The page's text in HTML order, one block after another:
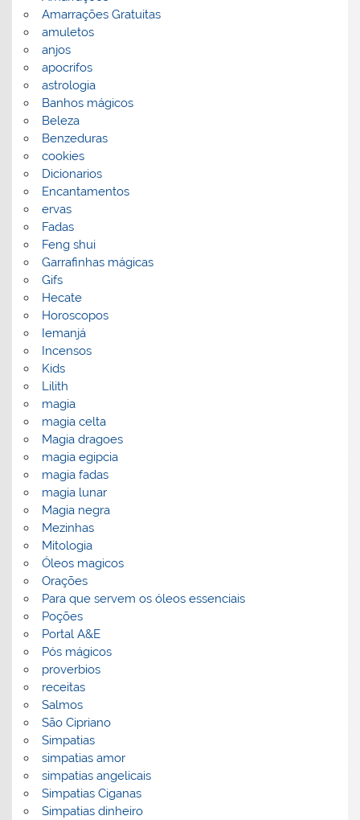
Amarrações Gratuitas
amuletos
anjos
apocrifos
astrologia
Banhos mágicos
Beleza
Benzeduras
cookies
Dicionarios
Encantamentos
ervas
Fadas
Feng shui
Garrafinhas mágicas
Gifs
Hecate
Horoscopos
Iemanjá
Incensos
Kids
Lilith
magia
magia celta
Magia dragoes
magia egipcia
magia fadas
magia lunar
Magia negra
Mezinhas
Mitologia
Óleos magicos
Orações
Para que servem os óleos essenciais
Poções
Portal A&E
Pós mágicos
proverbios
receitas
Salmos
São Cipriano
Simpatias
simpatias amor
simpatias angelicais
Simpatias Ciganas
Simpatias dinheiro